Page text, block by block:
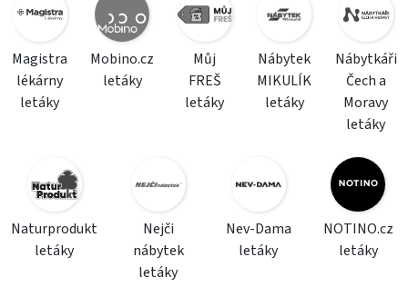
Magistra
lékárny
letáky
Mobino.cz
letáky
Můj
FREŠ
letáky
Nábytek
MIKULÍK
letáky
Nábytkáři
Čech a
Moravy
letáky
Naturprodukt
letáky
Nejči
nábytek
letáky
Nev-Dama
letáky
NOTINO.cz
letáky